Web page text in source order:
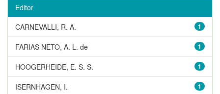
Editor
1
CARNEVALLI, R. A.
1
FARIAS NETO, A. L. de
1
HOOGERHEIDE, E. S. S.
1
ISERNHAGEN, I.